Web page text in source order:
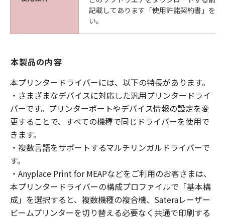
記載してあります「使用許諾契約書」を
い。
本製品の内容
本プリンタードライバーには、以下の特長があります。
・さまざまなデバイスに対応した汎用プリンタードライ
バーです。プリンターポートやデバイス情報の設定を変
更することで、すべての機種で同じドライバーを使用で
きます。
・複数言語をサポートするマルチリンガルドライバーで
す。
・Anyplace Print for MEAPなどをご利用のお客さまは、
本プリンタードライバーの構成プロファイルで「基本構
成」を選択すると、複数機種の複合機、Sateraレーザー
ビームプリンターを切り替える必要なく共通で印刷する